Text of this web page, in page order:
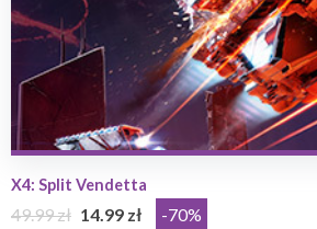
X4: Split Vendetta
49.99 zł 14.99 zł -70%